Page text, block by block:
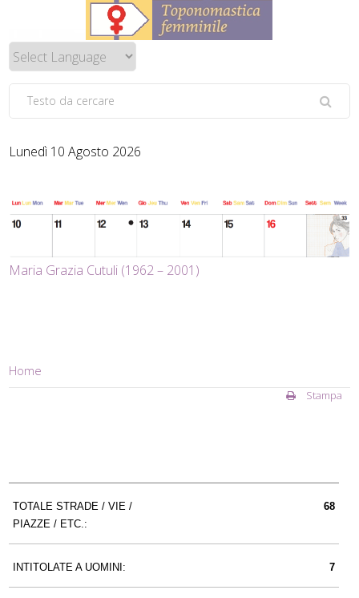
Lunedì 10 Agosto 2026
Maria Grazia Cutuli (1962 – 2001)
Home
Stampa
TOTALE STRADE / VIE /
PIAZZE / ETC.:
68
INTITOLATE A UOMINI: 7